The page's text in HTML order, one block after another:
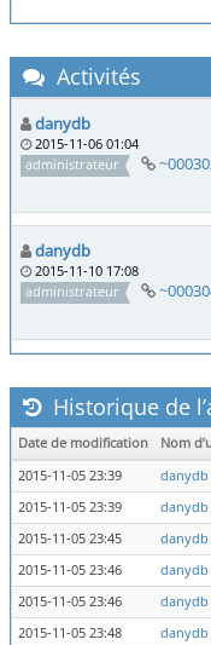
Activités
danydb
2015-11-06 01:04
administrateur
danydb
2015-11-10 17:08
administrateur
Historique de
Date de modification Nom
2015-11-05 23:39
danydb
2015-11-05 23:39
danydb
2015-11-05 23:45
danydb
2015-11-05 23:46
danydb
2015-11-05 23:46
danydb
2015-11-05 23:48
danydb